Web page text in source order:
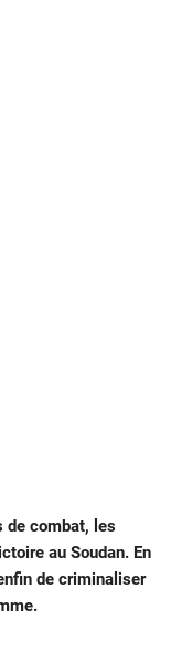
de combat, les
au Soudan. En
de criminaliser